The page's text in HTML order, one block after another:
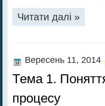
Читати далі »
Вересень 11, 2014
Тема 1.
процесу